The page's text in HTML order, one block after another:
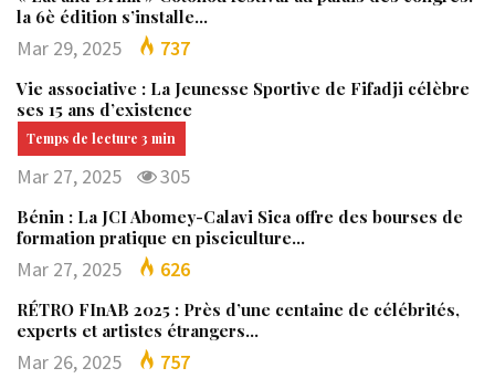
la 6è édition s’installe…
Mar 29, 2025 737
Vie associative : La Jeunesse Sportive de Fifadji célèbre
ses 15 ans d’existence
Mar 27, 2025 305
Bénin : La JCI Abomey-Calavi Sica offre des bourses de
formation pratique en pisciculture…
Mar 27, 2025 626
RÉTRO FInAB 2025 : Près d’une centaine de célébrités,
experts et artistes étrangers…
Mar 26, 2025 757